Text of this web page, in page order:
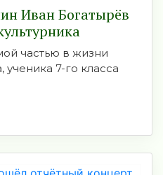
Иван Богатырёв
частью в жизни
7-го класса